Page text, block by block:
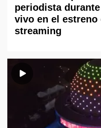
periodista
vivo en el estreno
streaming